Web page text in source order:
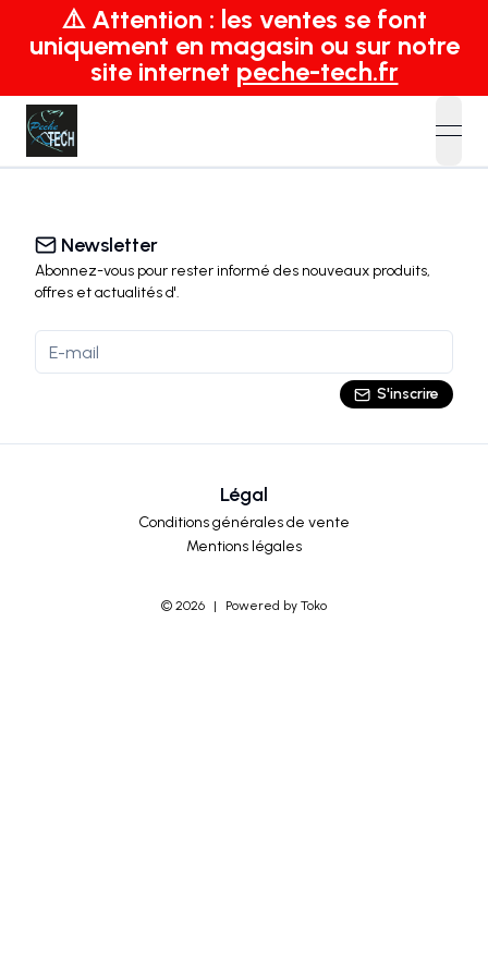
⚠️ Attention : les ventes se font
uniquement en magasin ou sur notre
site internet peche-tech.fr
Newsletter
Abonnez-vous pour rester informé des nouveaux produits,
offres et actualitésd'.
S'inscrire
Légal
Conditions générales de vente
Mentions légales
© 2026 | Powered by Toko